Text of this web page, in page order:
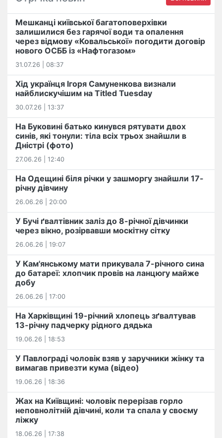
Мешканці київської багатоповерхівки
залишилися без гарячої води та опалення
через відмову «Ковальської» погодити договір
нового ОСББ із «Нафтогазом»
31.07.26 | 08:37
Хід українця Ігоря Самуненкова визнали
найблискучішим на Titled Tuesday
30.07.26 | 13:37
На Буковині батько кинувся рятувати двох
синів, які тонули: тіла всіх трьох знайшли в
Дністрі (фото)
27.06.26 | 12:40
На Одещині біля річки у зашморгу знайшли 17-
річну дівчину
26.06.26 | 20:00
У Бучі ґвалтівник заліз до 8-річної дівчинки
через вікно, розірвавши москітну сітку
26.06.26 | 19:07
У Кам'янському мати прикувала 7-річного сина
до батареї: хлопчик провів на ланцюгу майже
добу
26.06.26 | 17:00
На Харківщині 19-річний хлопець​ ️зґвалтував
13-річну падчерку рідного дядька
19.06.26 | 18:53
У Павлограді чоловік взяв у заручники жінку та
вимагав привезти кума (відео)
19.06.26 | 18:36
Жах на Київщині: чоловік перерізав горло
неповнолітній дівчині, коли та спала у своєму
ліжку
18.06.26 | 17:38